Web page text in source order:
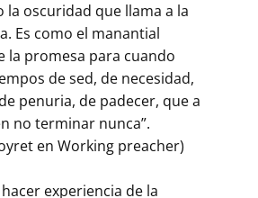
la oscuridad que llama a la
Es como el manantial
la promesa para cuando
de sed, de necesidad,
penuria, de padecer, que a
no terminar nunca”.
en Working preacher)
experiencia de la